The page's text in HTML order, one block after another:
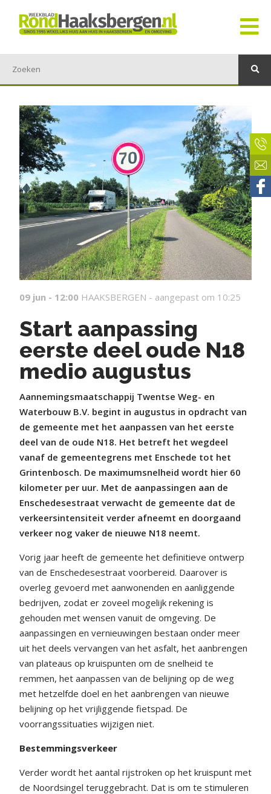
09 jun - 12:00 HAAKSBERGEN - aangepast om 10:25
Start aanpassing
eerste deel oude N18
medio augustus
Aannemingsmaatschappij Twentse Weg- en
Waterbouw B.V. begint in augustus in opdracht van
de gemeente met het aanpassen van het eerste
deel van de oude N18. Het betreft het wegdeel
vanaf de gemeentegrens met Enschede tot het
Grintenbosch. De maximumsnelheid wordt hier 60
kilometer per uur. Met de aanpassingen aan de
Enschedesestraat verwacht de gemeente dat de
verkeersintensiteit verder afneemt en doorgaand
verkeer nog vaker de nieuwe N18 neemt.
Vorig jaar heeft de gemeente het definitieve ontwerp
van de Enschedesestraat voorbereid. Daarover is
overleg gevoerd met aanwonenden en aanliggende
bedrijven, zodat er zoveel mogelijk rekening is
gehouden met wensen vanuit de omgeving. De
aanpassingen en vernieuwingen bestaan onder meer
uit het deels vervangen van het asfalt, het aanbrengen
van plateaus op kruispunten om de snelheid te
remmen, het aanpassen van de belijning op de weg
met hetzelfde doel en het aanbrengen van nieuwe
belijning op het vrijliggende fietspad. De
voorrangssituaties wijzigen niet.
Bestemmingsverkeer
Verder wordt het aantal rijstroken op het kruispunt met
de Noordsingel teruggebracht. Dat is om te stimuleren